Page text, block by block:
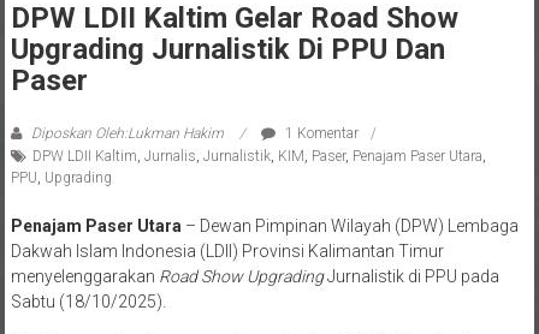
DPW LDII Kaltim Gelar Road Show
Upgrading Jurnalistik Di PPU Dan
Paser
Diposkan Oleh:Lukman Hakim
1 Komentar
DPW LDII Kaltim, Jurnalis, Jurnalistik, KIM, Paser, Penajam Paser Utara,
PPU, Upgrading
Penajam Paser Utara– Dewan Pimpinan Wilayah (DPW) Lembaga
Dakwah Islam Indonesia (LDII) Provinsi Kalimantan Timur
menyelenggarakan Road Show UpgradingJurnalistik di PPU pada
Sabtu (18/10/2025).